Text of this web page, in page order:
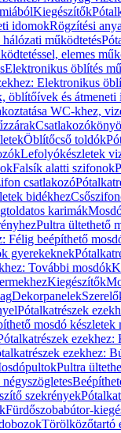
Kiegészítők
idomokRögzítési
működtetés
elemes
Elektronikus öblítés
Elektronikus
öblítőívek és átmeneti
WC-khez,
Öblítőcső toldók
Lefolyókészletek
Falsík alatti szifonok
csatlakozó
bidékhez
karimák
Pultra ültethető
Félig beépíthető
gyerekeknek
További mosdók
Kiegészítők
Dekorpanelek
Pótalkatrészek
mosdó készletek
ezekhez:
ezekhez:
Pultra
szekrények
Fürdőszobabútor-
Törölközőtartó